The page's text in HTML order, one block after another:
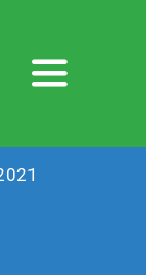
Toggle